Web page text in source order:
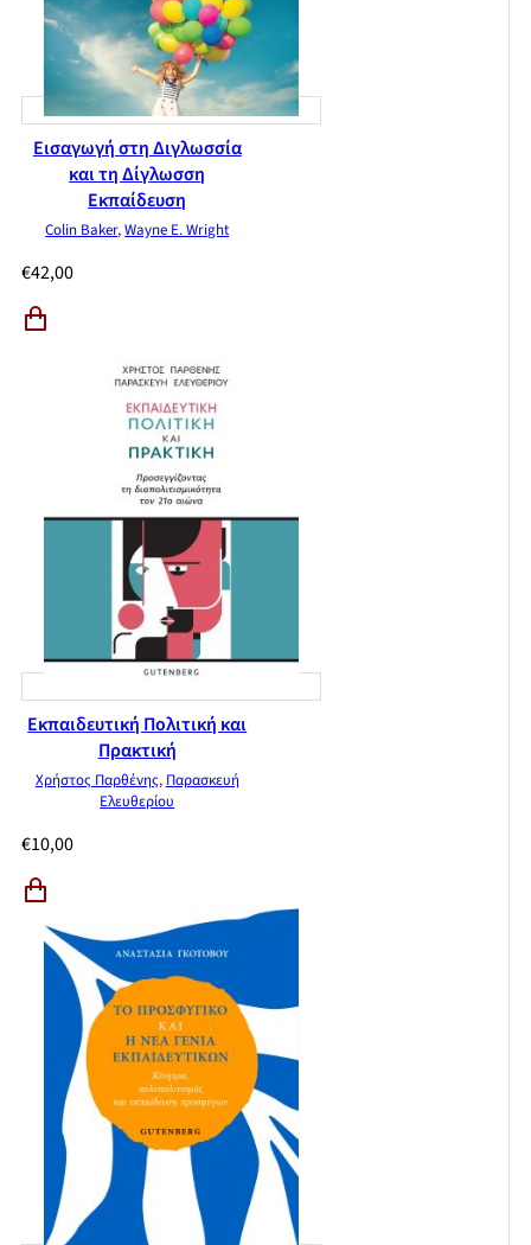
Εισαγωγή στη Διγλωσσία
και τη Δίγλωσση
Εκπαίδευση
Colin Baker,Wayne E. Wright
€42,00
Εκπαιδευτική Πολιτική και
Πρακτική
Χρήστος Παρθένης, Παρασκευή
Ελευθερίου
€10,00